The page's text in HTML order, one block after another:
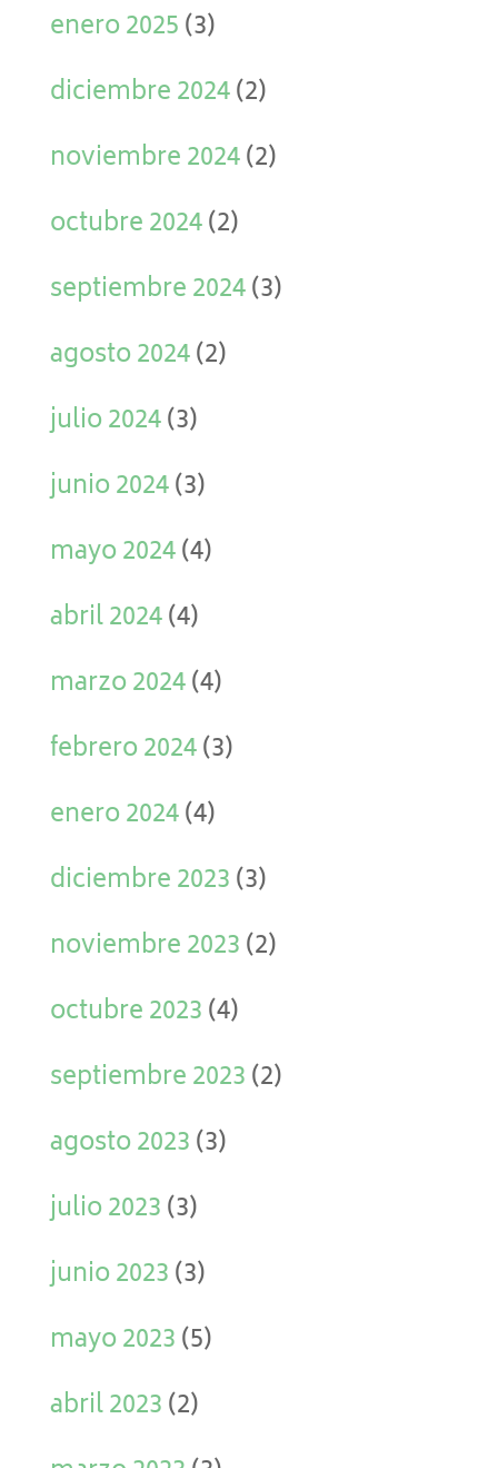
enero 2025(3)
diciembre 2024(2)
noviembre 2024(2)
octubre 2024(2)
septiembre 2024(3)
agosto 2024(2)
julio 2024(3)
junio 2024(3)
mayo 2024(4)
abril 2024(4)
marzo 2024(4)
febrero 2024(3)
enero 2024(4)
diciembre 2023(3)
noviembre 2023(2)
octubre 2023(4)
septiembre 2023(2)
agosto 2023(3)
julio 2023(3)
junio 2023(3)
mayo 2023(5)
abril 2023(2)